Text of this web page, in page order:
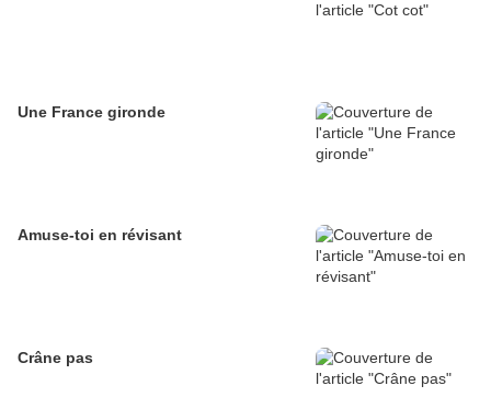
Une France gironde
Amuse-toi en révisant
Crâne pas